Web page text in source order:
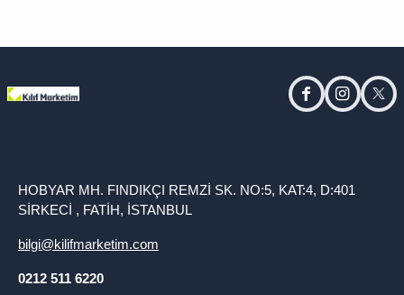
facebookinstagram
HOBYAR MH. FINDIKÇI REMZİ SK. NO:5, KAT:4, D:401
SİRKECİ , FATİH, İSTANBUL
bilgi@kilifmarketim.com
0212 511 6220